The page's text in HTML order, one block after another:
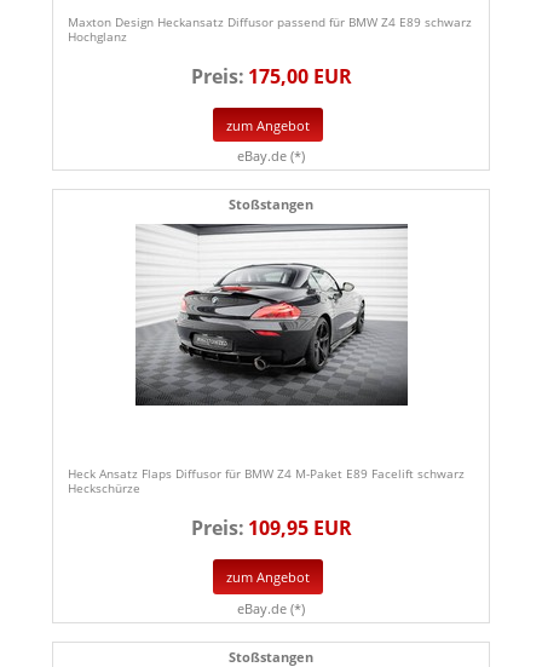
Maxton Design Heckansatz Diffusor passend für BMW Z4 E89 schwarz
Hochglanz
Preis: 175,00 EUR
zum Angebot
eBay.de (*)
Stoßstangen
Heck Ansatz Flaps Diffusor für BMW Z4 M-Paket E89 Facelift schwarz
Heckschürze
Preis: 109,95 EUR
zum Angebot
eBay.de (*)
Stoßstangen